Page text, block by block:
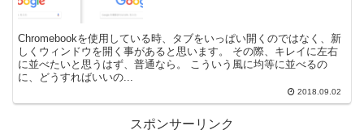
Chromebookを使用している時、タブをいっぱい開くのではなく、新
しくウィンドウを開く事があると思います。 その際、キレイに左右
に並べたいと思うはず、普通なら。 こういう風に均等に並べるの
に、どうすればいいの...
2018.09.02
スポンサーリンク